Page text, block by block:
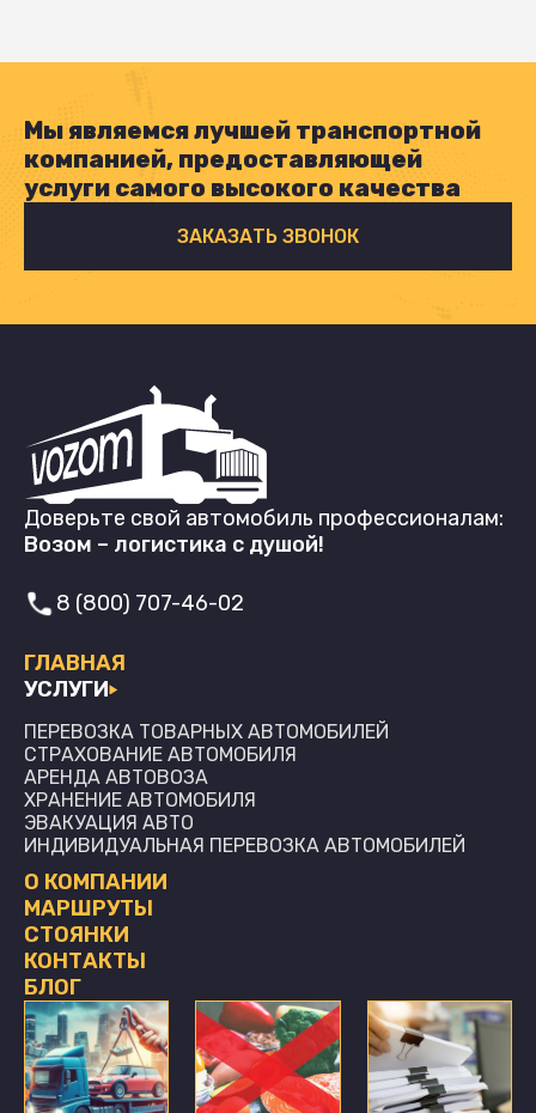
Мы являемся лучшей транспортной
компанией, предоставляющей
услуги самого высокого качества
ЗАКАЗАТЬ ЗВОНОК
Доверьте свой автомобиль профессионалам:
Возом – логистика с душой!
ГЛАВНАЯ
УСЛУГИ
ПЕРЕВОЗКА ТОВАРНЫХ АВТОМОБИЛЕЙ
СТРАХОВАНИЕ АВТОМОБИЛЯ
АРЕНДА АВТОВОЗА
ХРАНЕНИЕ АВТОМОБИЛЯ
ЭВАКУАЦИЯ АВТО
ИНДИВИДУАЛЬНАЯ ПЕРЕВОЗКА АВТОМОБИЛЕЙ
О КОМПАНИИ
МАРШРУТЫ
СТОЯНКИ
КОНТАКТЫ
БЛОГ
8 (800) 707-46-02